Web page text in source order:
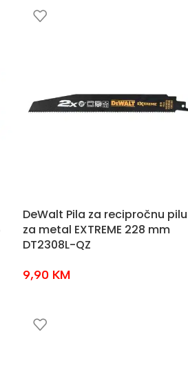
DeWalt Pila za recipročnu pilu
za metal EXTREME 228 mm
DT2308L-QZ
9,90 KM